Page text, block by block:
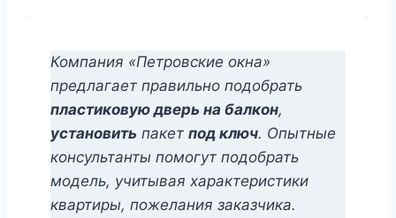
Компания «Петровские окна»
предлагает правильно подобрать
пластиковую дверь на балкон,
установить пакет под ключ. Опытные
консультанты помогут подобрать
модель, учитывая характеристики
квартиры, пожелания заказчика.